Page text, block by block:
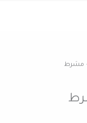
مشرط